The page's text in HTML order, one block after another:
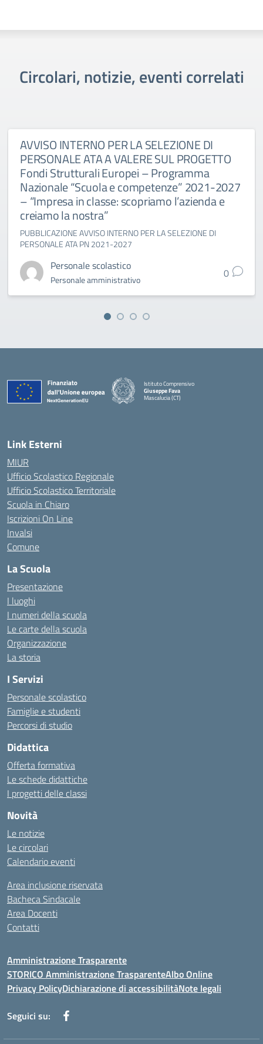
Circolari, notizie, eventi correlati
AVVISO INTERNO PER LA SELEZIONE DI
PERSONALE ATA A VALERE SUL PROGETTO
Fondi Strutturali Europei – Programma
Nazionale “Scuola e competenze” 2021-2027
– “Impresa in classe: scopriamo l’azienda e
creiamo la nostra”
PUBBLICAZIONE AVVISO INTERNO PER LA SELEZIONE DI
PERSONALE ATA PN 2021-2027
Personale scolastico
Personale amministrativo 0
Istituto Comprensivo
Giuseppe Fava
Mascalucia (CT)
Link Esterni
MIUR
Ufficio Scolastico Regionale
Ufficio Scolastico Territoriale
Scuola in Chiaro
Iscrizioni On Line
Invalsi
Comune
La Scuola
Presentazione
I luoghi
I numeri della scuola
Le carte della scuola
Organizzazione
La storia
I Servizi
Personale scolastico
Famiglie e studenti
Percorsi di studio
Didattica
Offerta formativa
Le schede didattiche
I progetti delle classi
Novità
Le notizie
Le circolari
Calendario eventi
Area inclusione riservata
Bacheca Sindacale
Area Docenti
Contatti
Amministrazione Trasparente
STORICO Amministrazione TrasparenteAlbo Online
Privacy PolicyDichiarazione di accessibilitàNote legali
Seguici su: